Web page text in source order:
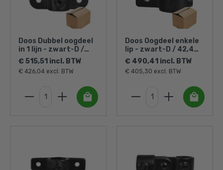
Doos Dubbel oogdeel
in 1 lijn - zwart-D /
42,4 mm (60 stuks)
€ 515,51 incl. BTW
€ 426,04 excl. BTW
Doos Oogdeel enkele
lip - zwart-D / 42,4
mm (60 stuks)
€ 490,41 incl. BTW
€ 405,30 excl. BTW